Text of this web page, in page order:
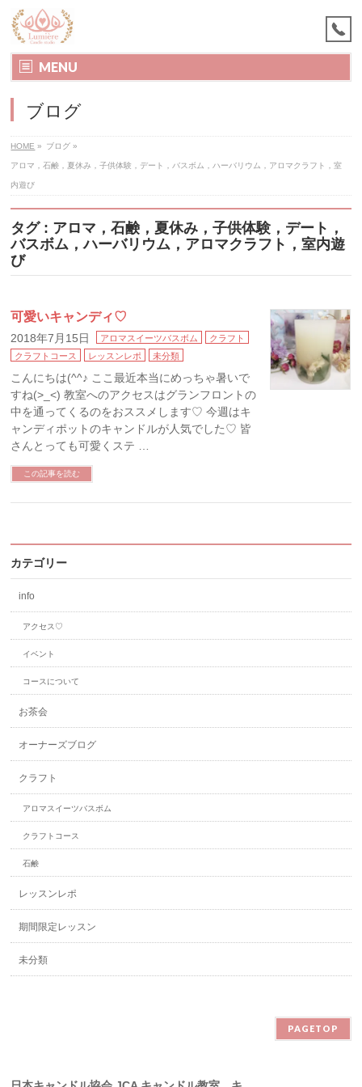
MENU
ブログ
HOME » ブログ »
アロマ，石鹸，夏休み，子供体験，デート，バスボム，ハーバリウム，アロマクラフト，室
内遊び
タグ : アロマ，石鹸，夏休み，子供体験，デート，
バスボム，ハーバリウム，アロマクラフト，室内遊
び
可愛いキャンディ♡
2018年7月15日 アロマスイーツバスボム
クラフト
クラフトコース
レッスンレポ 未分類
こんにちは(^^♪ ここ最近本当にめっちゃ暑いで
すね(>_<) 教室へのアクセスはグランフロントの
中を通ってくるのをおススメします♡ 今週はキ
ャンディポットのキャンドルが人気でした♡ 皆
さんとっても可愛くステ …
この記事を読む
カテゴリー
info
アクセス♡
イベント
コースについて
お茶会
オーナーズブログ
クラフト
アロマスイーツバスボム
クラフトコース
石鹸
レッスンレポ
期間限定レッスン
未分類
PAGETOP